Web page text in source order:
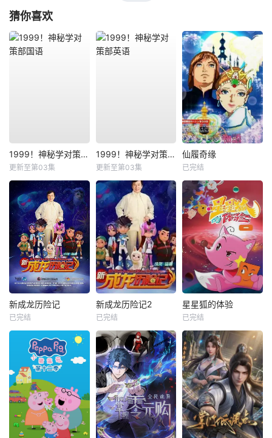
猜你喜欢
1999！神秘学对策部国语
更新至第03集
1999！神秘学对策部英语
更新至第03集
仙履奇缘
已完结
新成龙历险记
已完结
新成龙历险记2
已完结
星星狐的体验
已完结